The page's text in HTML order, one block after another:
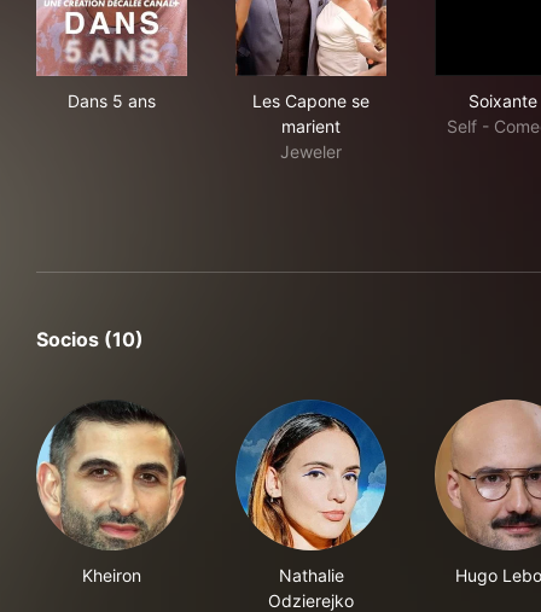
Dans 5 ans
Les Capone se
marient
Jeweler
Soixante
Self -
Socios (10)
Kheiron
Nathalie
Odzierejko
Hugo